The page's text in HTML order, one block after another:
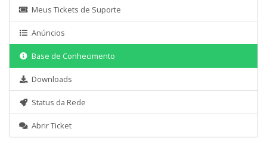
Meus Tickets de Suporte
Anúncios
Base de Conhecimento
Downloads
Status da Rede
Abrir Ticket